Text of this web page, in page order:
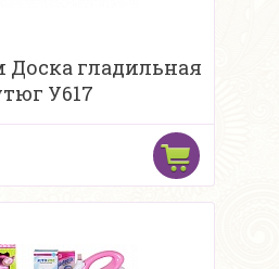
Доска гладильная
У617